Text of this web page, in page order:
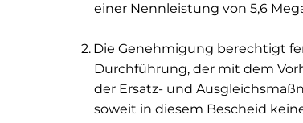
einer Nennleistung von 5,6
Die Genehmigung berechtigt
Durchführung, der mit dem
der Ersatz- und
soweit in diesem Bescheid